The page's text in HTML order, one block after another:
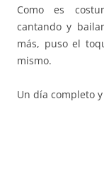
Como es
cantando y
más, puso el
mismo.
Un día completo